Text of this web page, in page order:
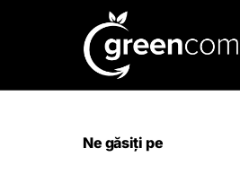
Ne găsiți pe